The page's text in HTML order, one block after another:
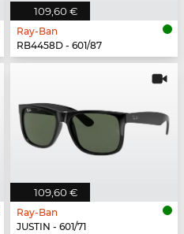
109,60 €
Ray-Ban
RB4458D - 601/87
109,60 €
Ray-Ban
JUSTIN - 601/71